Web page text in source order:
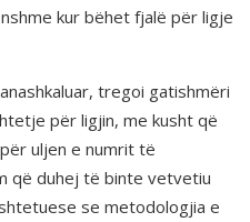
kur bëhet fjalë për ligje
tregoi gatishmëri
për ligjin, me kusht që
uljen e numrit të
që duhej të binte vetvetiu
se metodologjia e